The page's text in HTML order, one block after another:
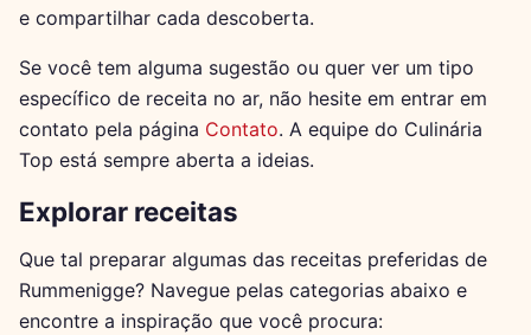
e compartilhar cada descoberta.
Se você tem alguma sugestão ou quer ver um tipo
específico de receita no ar, não hesite em entrar em
contato pela página Contato. A equipe do Culinária
Top está sempre aberta a ideias.
Explorar receitas
Que tal preparar algumas das receitas preferidas de
Rummenigge? Navegue pelas categorias abaixo e
encontre a inspiração que você procura: